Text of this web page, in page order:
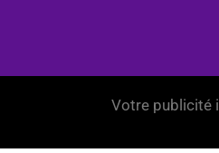
Votre publicité